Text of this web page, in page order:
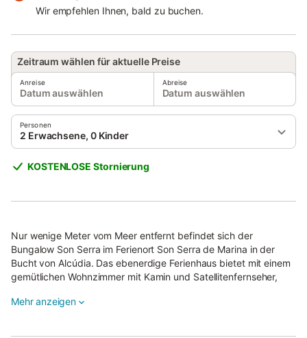
Wir empfehlen Ihnen, bald zu buchen.
Zeitraum wählen für aktuelle Preise
Anreise
Datum auswählen
Abreise
Datum auswählen
Personen
2 Erwachsene, 0 Kinder
KOSTENLOSE Stornierung
Nur wenige Meter vom Meer entfernt befindet sich der
Bungalow Son Serra im Ferienort Son Serra de Marina in der
Bucht von Alcúdia. Das ebenerdige Ferienhaus bietet mit einem
gemütlichen Wohnzimmer mit Kamin und Satellitenfernseher,
Badezimmern Platz für 8 Personen.
Mehr anzeigen